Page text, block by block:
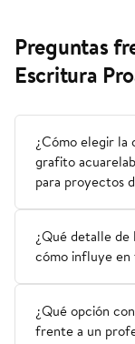
Preguntas
Escritura
¿Cómo elegir la
grafito
para proyectos
¿Qué detalle de
cómo influye en
¿Qué opción
frente a un